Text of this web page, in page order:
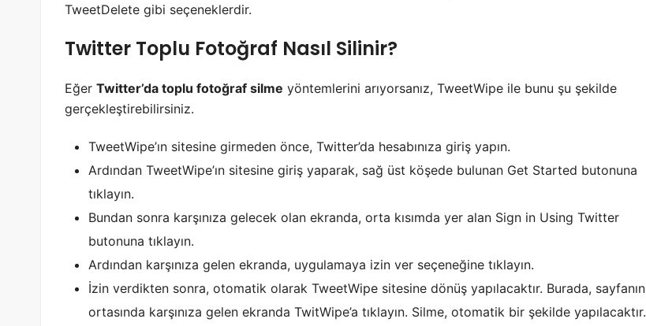
TweetDelete gibi seçeneklerdir.
Twitter Toplu Fotoğraf Nasıl Silinir?
Eğer Twitter’da toplu fotoğraf silme yöntemlerini arıyorsanız, TweetWipe ile bunu şu şekilde
gerçekleştirebilirsiniz.
TweetWipe’ın sitesine girmeden önce, Twitter’da hesabınıza giriş yapın.
Ardından TweetWipe’ın sitesine giriş yaparak, sağ üst köşede bulunan Get Started butonuna
tıklayın.
Bundan sonra karşınıza gelecek olan ekranda, orta kısımda yer alan Sign in Using Twitter
butonuna tıklayın.
Ardından karşınıza gelen ekranda, uygulamaya izin ver seçeneğine tıklayın.
İzin verdikten sonra, otomatik olarak TweetWipe sitesine dönüş yapılacaktır. Burada, sayfanın
ortasında karşınıza gelen ekranda TwitWipe’a tıklayın. Silme, otomatik bir şekilde yapılacaktır.